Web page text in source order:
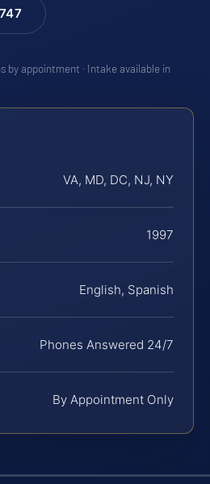
by appointment · Intake available in
VA, MD, DC, NJ, NY
1997
English, Spanish
Phones Answered 24/7
By Appointment Only